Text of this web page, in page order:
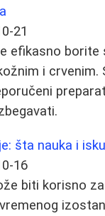
21
efikasno borite
i crvenim.
šta nauka i
16
biti korisno